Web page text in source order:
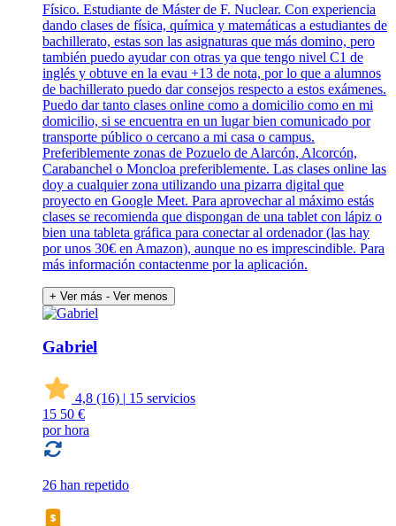
Físico. Estudiante de Máster de F. Nuclear. Con experiencia
dando clases de física, química y matemáticas a estudiantes de
bachillerato, estas son las asignaturas que más domino, pero
también puedo ayudar con otras ya que tengo nivel C1 de
inglés y obtuve en la evau +13 de nota, por lo que a alumnos
de bachillerato puedo dar consejos respecto a estos exámenes.
Puedo dar tanto clases online como a domicilio como en mi
domicilio, si se encuentra en un lugar bien comunicado por
transporte público o cercano a mi casa o campus.
Preferiblemente zonas de Pozuelo de Alarcón, Alcorcón,
Carabanchel o Moncloa preferiblemente. Las clases online las
doy a cualquier zona utilizando una pizarra digital que
proyecto en Google Meet. Para aprovechar al máximo estás
clases se recomienda que dispongan de una tablet con lápiz o
bien una tableta gráfica para conectar al ordenador (las hay
por unos 30€ en Amazon), aunque no es imprescindible. Para
más información contactenme por la aplicación.
+ Ver más - Ver menos
Gabriel
4,8 (16) | 15 servicios
15 50 €
por hora
26 han repetido